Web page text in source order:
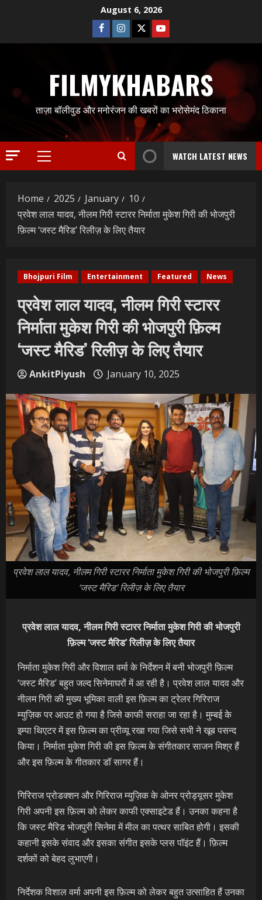
August 6, 2026
Facebook
Instagram
TwitterYoutube
FILMYKHABARS
ताज़ा बॉलीवुड और मनोरंजन की खबरों का भरोसेमंद ठिकाना
Primary
WATCH LATEST NEWS
Home 2025 January
10
प्रवेश लाल यादव, नीलम गिरी स्टारर निर्माता मुकेश गिरी की भोजपुरी
फ़िल्म ‘जस्ट मैरिड’ रिलीज़ के लिए तैयार
Bhojpuri Film Entertainment Featured News
प्रवेश लाल यादव, नीलम गिरी स्टारर
निर्माता मुकेश गिरी की भोजपुरी फ़िल्म
‘जस्ट मैरिड’ रिलीज़ के लिए तैयार
AnkitPiyush January 10, 2025
प्रवेश लाल यादव, नीलम गिरी स्टारर निर्माता मुकेश गिरी की भोजपुरी फ़िल्म
‘जस्ट मैरिड’ रिलीज़ के लिए तैयार
प्रवेश लाल यादव, नीलम गिरी स्टारर निर्माता मुकेश गिरी की भोजपुरी
फ़िल्म ‘जस्ट मैरिड’ रिलीज़ के लिए तैयार
निर्माता मुकेश गिरी और विशाल वर्मा के निर्देशन में बनी भोजपुरी फ़िल्म
‘जस्ट मैरिड’ बहुत जल्द सिनेमाघरों में आ रही है। प्रवेश लाल यादव और
नीलम गिरी की मुख्य भूमिका वाली इस फ़िल्म का ट्रेलर गिरिराज
म्युज़िक पर आउट हो गया है जिसे काफी सराहा जा रहा है। मुम्बई के
इम्पा थिएटर में इस फ़िल्म का प्रीव्यू रखा गया जिसे सभी ने खूब पसन्द
किया। निर्माता मुकेश गिरी की इस फ़िल्म के संगीतकार साजन मिश्र हैं
और इस फ़िल्म के गीतकार डॉ सागर हैं।
गिरिराज प्रोडक्शन और गिरिराज म्युज़िक के ओनर प्रोड्यूसर मुकेश
गिरी अपनी इस फ़िल्म को लेकर काफी एक्साइटेड हैं। उनका कहना है
कि जस्ट मैरिड भोजपुरी सिनेमा में मील का पत्थर साबित होगी। इसकी
कहानी इसके संवाद और इसका संगीत इसके प्लस पॉइंट हैं। फ़िल्म
दर्शकों को बेहद लुभाएगी।
निर्देशक विशाल वर्मा अपनी इस फ़िल्म को लेकर बहुत उत्साहित हैं उनका